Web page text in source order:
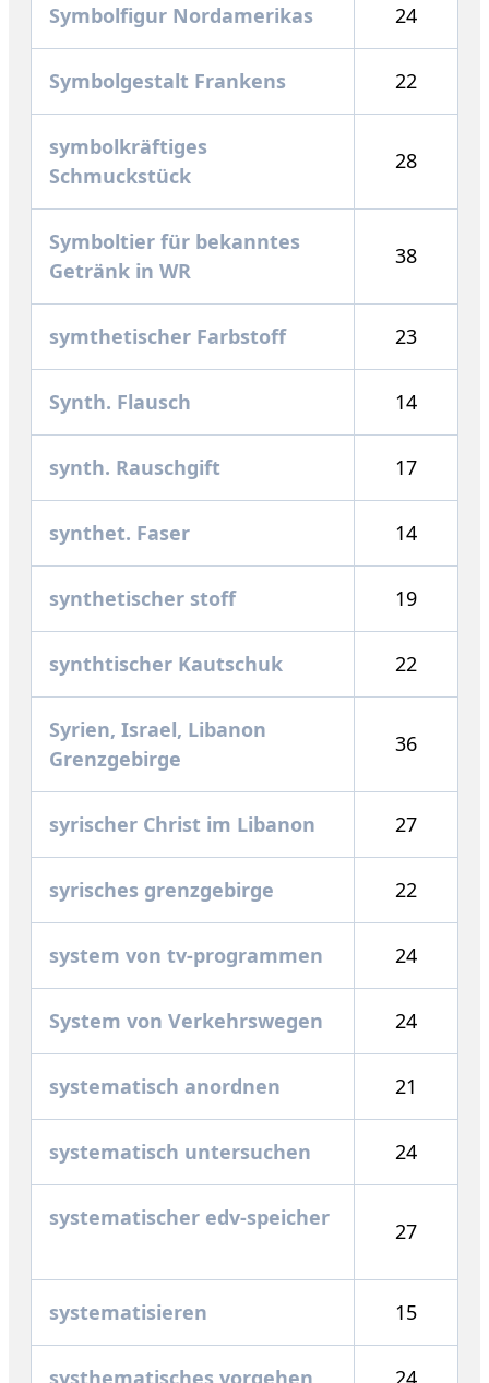
Symbolfigur Nordamerikas 24
Symbolgestalt Frankens 22
symbolkräftiges
Schmuckstück
28
Symboltier für bekanntes
Getränk in WR
38
symthetischer Farbstoff 23
Synth. Flausch 14
synth. Rauschgift 17
synthet. Faser 14
synthetischer stoff 19
synthtischer Kautschuk 22
Syrien, Israel, Libanon
Grenzgebirge
36
syrischer Christ im Libanon 27
syrisches grenzgebirge 22
system von tv-programmen 24
System von Verkehrswegen 24
systematisch anordnen 21
systematisch untersuchen 24
systematischer edv-speicher
27
systematisieren 15
systhematisches vorgehen 24